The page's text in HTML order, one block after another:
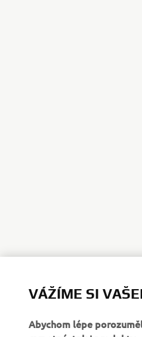
VÁŽÍME SI
samotné, tak i produkty,